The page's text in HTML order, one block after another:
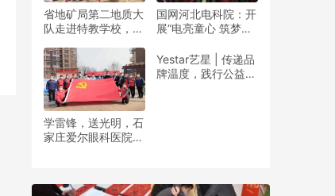
省地矿局第二地质大
队走进特教学校，暖
国网河北电科院：开
展“电亮童心 筑梦未
学雷锋，送光明，石
家庄爱尔眼科医院党
Yestar艺星 | 传递品
牌温度，践行公益之